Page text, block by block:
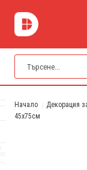
Начало Декорация
45x75см